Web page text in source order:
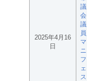
2025年4月16
日
議
会
議
員
マ
ニ
フ
ェ
ス